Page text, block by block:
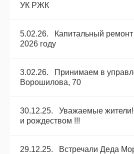
УК РЖК
5.02.26. Капитальный
2026 году
3.02.26. Принимаем в
Ворошилова, 70
30.12.25. Уважаемые
и рождеством !!!
29.12.25. Встречали Деда